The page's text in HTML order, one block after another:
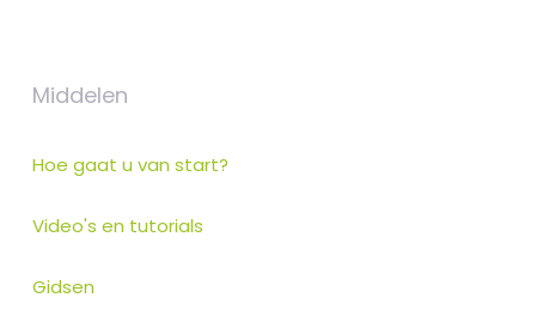
Middelen
Hoe gaat u van start?
Video's en tutorials
Gidsen